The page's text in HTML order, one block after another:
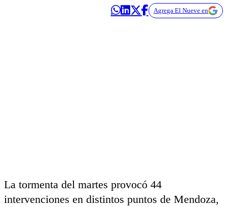
Agrega El Nueve en
La tormenta del martes provocó 44
intervenciones en distintos puntos de Mendoza,